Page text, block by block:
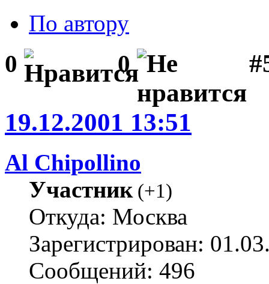
По автору
0 0
19.12.2001 13:51
Al Chipollino
Участник(+1)
Откуда: Москва
Зарегистрирован:
Сообщений: 496